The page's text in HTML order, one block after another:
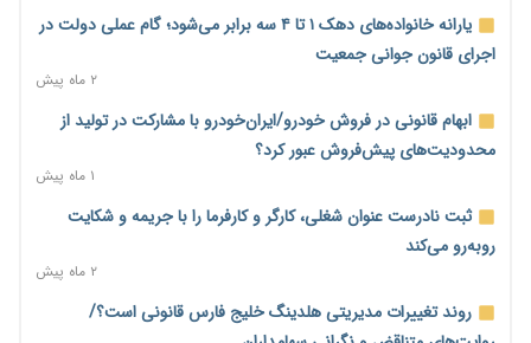
افزایش کالابرگ در دستور کار دولت/ تصمیم‌گیری درباره قیمت و
اجاره‌بها از سقف قانونی عبور کرد؛ مجلس خواستار برخورد جدی با
نرخ سود بانکی در دوراهی تورم و رکود؛ بورس در انتظار تصمیم
۱ روز پیش
یارانه خانواده‌های دهک ۱ تا ۴ سه برابر می‌شود؛ گام عملی دولت در
اجرای قانون جوانی جمعیت
۲ ماه پیش
ابهام قانونی در فروش خودرو/ایران‌خودرو با مشارکت در تولید از
محدودیت‌های پیش‌فروش عبور کرد؟
۱ ماه پیش
ثبت نادرست عنوان شغلی، کارگر و کارفرما را با جریمه و شکایت
روبه‌رو می‌کند
۲ ماه پیش
روند تغییرات مدیریتی هلدینگ خلیج فارس قانونی است؟/